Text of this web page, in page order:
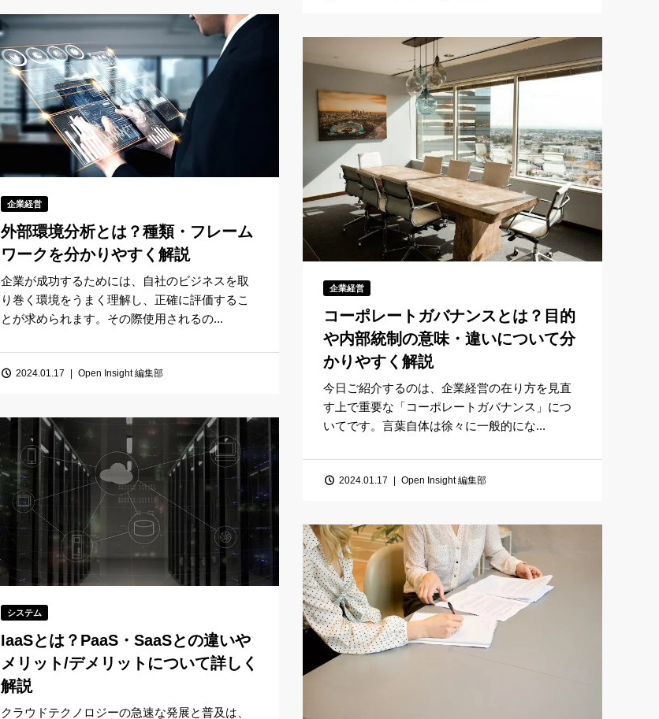
企業経営
外部環境分析とは？種類・フレーム
ワークを分かりやすく解説
企業が成功するためには、自社のビジネスを取
り巻く環境をうまく理解し、正確に評価するこ
とが求められます。その際使用されるの...
2024.01.17 Open Insight 編集部
企業経営
コーポレートガバナンスとは？目的
や内部統制の意味・違いについて分
かりやすく解説
今日ご紹介するのは、企業経営の在り方を見直
す上で重要な「コーポレートガバナンス」につ
いてです。言葉自体は徐々に一般的にな...
2024.01.17 Open Insight 編集部
システム
IaaSとは？PaaS・SaaSとの違いや
メリット/デメリットについて詳しく
解説
クラウドテクノロジーの急速な発展と普及は、